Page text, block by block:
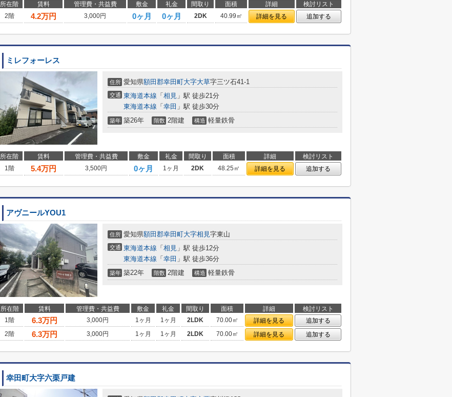
所在階 賃料 管理費・共益費 敷金 礼金 間取り 面積 詳細
検討リスト
2階
4.2万円 3,000円 0ヶ月 0ヶ月 2DK 40.99㎡ 詳細を見る 追加する
ミレフォーレス
住所 愛知県額田郡幸田町大字大草字三ツ石41-1
交通 東海道本線 「 相見 」駅 徒歩21分
東海道本線 「 幸田 」駅 徒歩30分
築年 築26年 階数 2階建 構造 軽量鉄骨
所在階 賃料 管理費・共益費 敷金 礼金 間取り 面積 詳細
検討リスト
1階
5.4万円 3,500円 0ヶ月 1ヶ月 2DK 48.25㎡ 詳細を見る 追加する
アヴニールYOU1
住所 愛知県額田郡幸田町大字相見字東山
交通 東海道本線 「 相見 」駅 徒歩12分
東海道本線 「 幸田 」駅 徒歩36分
築年 築22年 階数 2階建 構造 軽量鉄骨
所在階 賃料 管理費・共益費 敷金 礼金 間取り 面積 詳細
検討リスト
1階
6.3万円 3,000円 1ヶ月 1ヶ月 2LDK 70.00㎡ 詳細を見る
追加する
2階
6.3万円 3,000円 1ヶ月 1ヶ月 2LDK 70.00㎡ 詳細を見る 追加する
幸田町大字六栗戸建